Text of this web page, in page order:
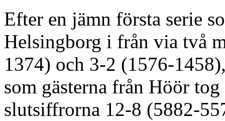
Efter en jämn första serie
Helsingborg i från via två
1374) och 3-2 (1576-
som gästerna från Höör
slutsiffrorna 12-8 (5882-